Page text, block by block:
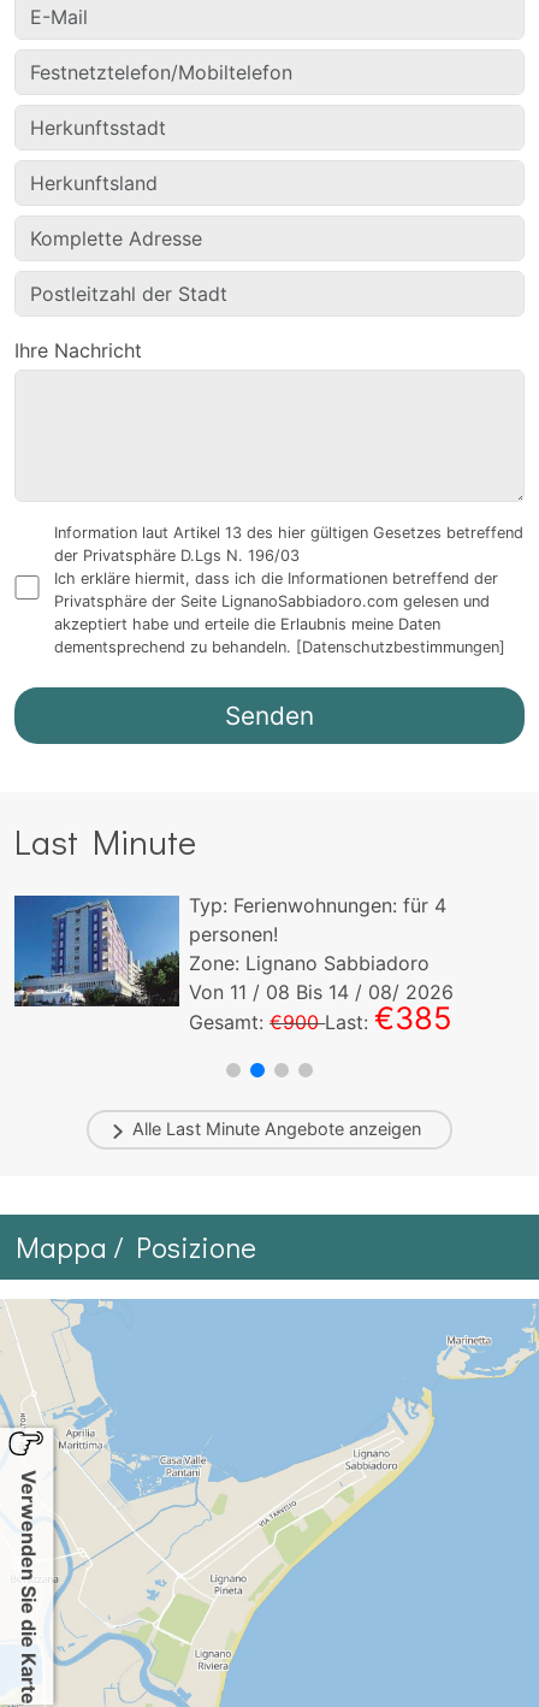
Ihre Nachricht
Information laut Artikel 13 des hier gültigen Gesetzes betreffend
der Privatsphäre D.Lgs N. 196/03
Ich erkläre hiermit, dass ich die Informationen betreffend der
Privatsphäre der Seite LignanoSabbiadoro.com gelesen und
akzeptiert habe und erteile die Erlaubnis meine Daten
dementsprechend zu behandeln. [Datenschutzbestimmungen]
Last Minute
Typ: Ferienwohnungen: für 4
personen!
Zone: Lignano Sabbiadoro
Von 11 / 08 Bis 14 / 08/ 2026
Gesamt:€900Last:€385
Alle Last MinuteAngebote anzeigen
Mappa / Posizione
Verwenden Sie die Karte